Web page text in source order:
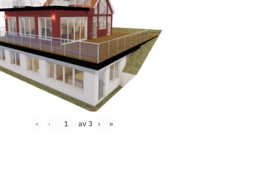
« ‹ av 3 › »